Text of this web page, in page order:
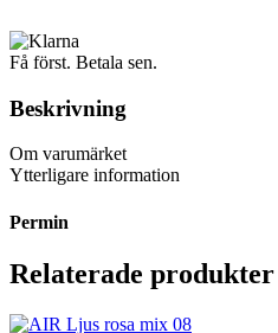
Få först. Betala sen.
Beskrivning
Om varumärket
Ytterligare information
Permin
Relaterade produkter